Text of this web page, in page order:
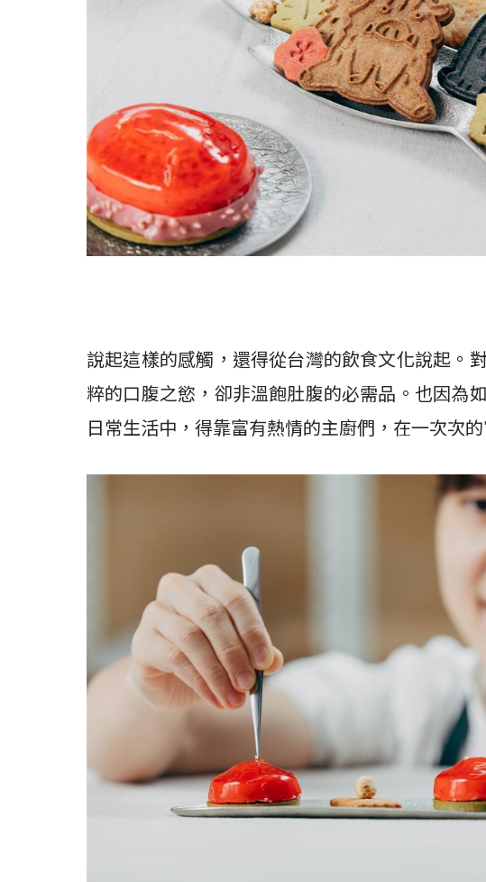
說起這樣的感觸，還得從台灣的飲食文化說起。
粹的口腹之慾，卻非溫飽肚腹的必需品。也因為
日常生活中，得靠富有熱情的主廚們，在一次次